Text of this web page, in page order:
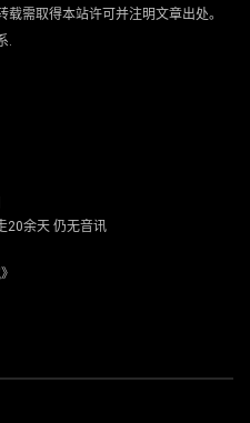
需取得本站许可并注明文章出处。
.
20余天 仍无音讯